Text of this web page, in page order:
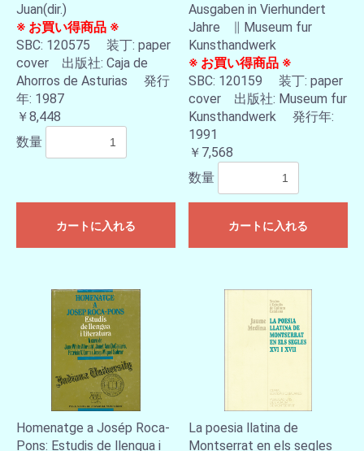
Juan(dir.)
※ お買い得商品 ※
SBC: 120575 装丁: paper
cover 出版社: Caja de
Ahorros de Asturias 発行
年: 1987
￥8,448
数量
カートに入れる
Ausgaben in Vierhundert
Jahre ∥ Museum fur
Kunsthandwerk
※ お買い得商品 ※
SBC: 120159 装丁: paper
cover 出版社: Museum fur
Kunsthandwerk 発行年:
1991
￥7,568
数量
カートに入れる
Homenatge a Josép Roca-
Pons: Estudis de llengua i
La poesia llatina de
Montserrat en els segles